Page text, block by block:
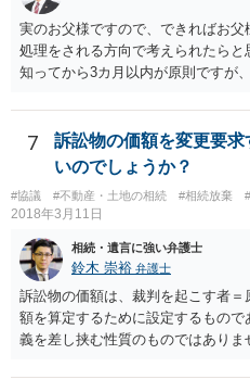
実のお父様ですので、できればお
処理をされる方向で考えられたらと
知ってから3カ月以内が原則ですが
放棄するかどうか決めることがで
することはありませんので、数年
ありません。 なお、私が扱った相
伸長して調査したところ、サラ金
つかったため相続したという事例が
7
訴訟物の価額を変更要
いのでしょうか？
#協議 #不動産・土地の相続 #相続放棄
2018年3月11日
相続・遺言に強い弁護士
鈴木 崇裕 弁護士
訴訟物の価額は、裁判を起こす者
額を算定するために設定するもの
義を差し挟む性質のものではあり
したとしても、変更されることはあ